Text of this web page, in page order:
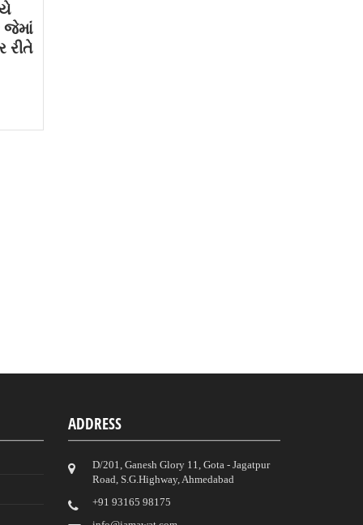
જેમાં
રીતે
ADDRESS
D/201, Ganesh Glory 11, Gota - Jagatpur
Road, S.G.Highway, Ahmedabad
‎+91 93165 98175